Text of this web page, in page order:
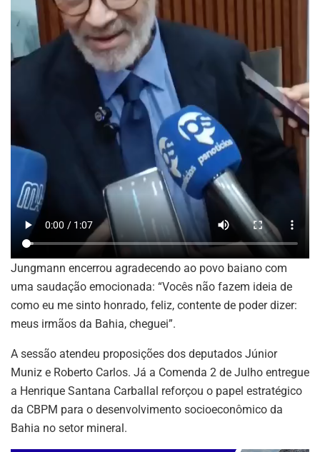
Jungmann encerrou agradecendo ao povo baiano com
uma saudação emocionada: “Vocês não fazem ideia de
como eu me sinto honrado, feliz, contente de poder dizer:
meus irmãos da Bahia, cheguei”.
A sessão atendeu proposições dos deputados Júnior
Muniz e Roberto Carlos. Já a Comenda 2 de Julho entregue
a Henrique Santana Carballal reforçou o papel estratégico
da CBPM para o desenvolvimento socioeconômico da
Bahia no setor mineral.
ASSINE NOSSA
NEWSLETTER
Fique atualizado com as últimas
notíciase inovações do setor mineral